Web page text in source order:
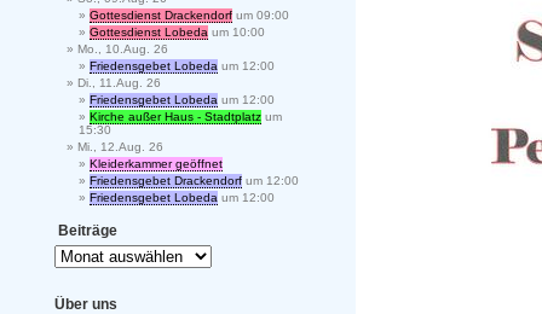
Gottesdienst Drackendorf um 09:00
Gottesdienst Lobeda um 10:00
Mo., 10.Aug. 26
Friedensgebet Lobeda um 12:00
Di., 11.Aug. 26
Friedensgebet Lobeda um 12:00
Kirche außer Haus - Stadtplatz um
15:30
Mi., 12.Aug. 26
Kleiderkammer geöffnet
Friedensgebet Drackendorf um 12:00
Friedensgebet Lobeda um 12:00
Beiträge
Über uns